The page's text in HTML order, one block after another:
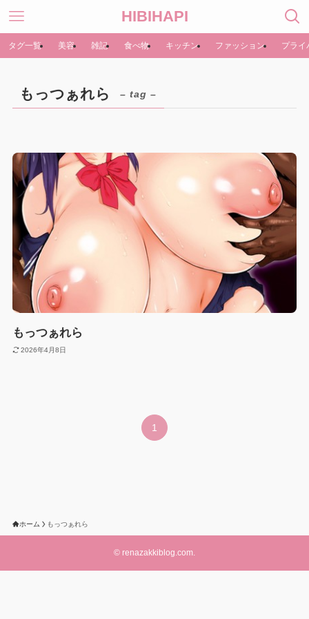
HIBIHAPI
タグ一覧 美容 雑記 食べ物 キッチン ファッション プライ
もっつぁれら – tag –
もっつぁれら
2026年4月8日
1
ホーム もっつぁれら
© renazakkiblog.com.